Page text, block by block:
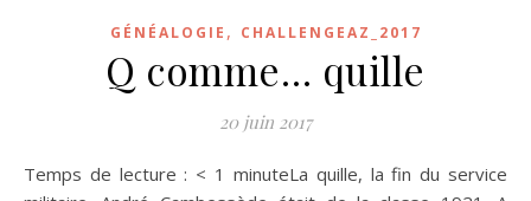
GÉNÉALOGIE , CHALLENGEAZ_2017
Q comme… quille
20 juin 2017
Temps de lecture : < 1 minuteLa quille, la fin du service